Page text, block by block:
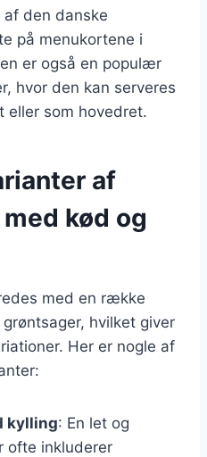
den danske
på menukortene i
er også en populær
hvor den kan serveres
eller som hovedret.
af
kød og
med en række
hvilket giver
Her er nogle af
kylling: En let og
ofte inkluderer